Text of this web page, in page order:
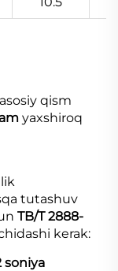
qism
yaxshiroq
tutashuv
TB/T 2888-
kerak:
soniya